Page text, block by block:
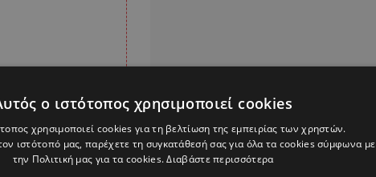
ο ιστότοπος χρησιμοποιεί cookies
χρησιμοποιεί cookies για τη βελτίωση της εμπειρίας των χρηστών.
ιστότοπό μας, παρέχετε τη συγκατάθεσή σας για όλα τα cookies σύμφωνα με
την Πολιτική μας για τα cookies.Διαβάστε περισσότερα